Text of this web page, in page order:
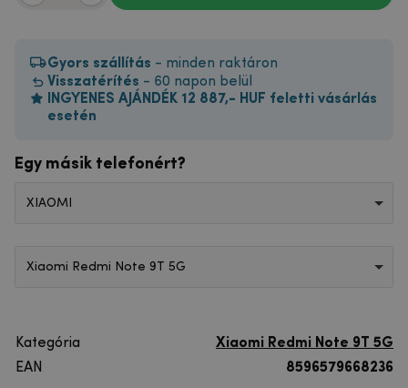
Gyors szállítás - minden raktáron
Visszatérítés - 60 napon belül
INGYENES AJÁNDÉK 12 887,- HUF feletti vásárlás
esetén
Egy másik telefonért?
XIAOMI
Xiaomi Redmi Note 9T 5G
Kategória
Xiaomi Redmi Note 9T 5G
EAN
8596579668236